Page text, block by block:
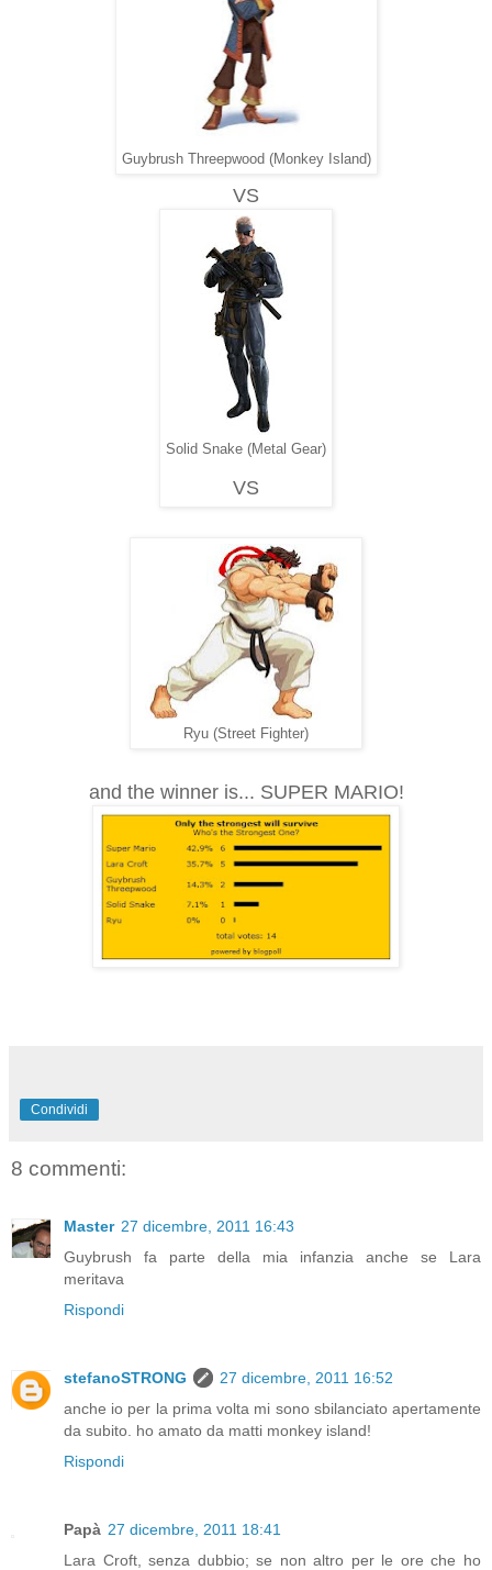
Guybrush Threepwood (Monkey Island)
VS
Solid Snake (Metal Gear)
VS
Ryu (Street Fighter)
and the winner is... SUPER MARIO!
Condividi
8 commenti:
Master 27 dicembre, 2011 16:43
Guybrush fa parte della mia infanzia anche se Lara
meritava
Rispondi
stefanoSTRONG
27 dicembre, 2011 16:52
anche io per la prima volta mi sono sbilanciato apertamente
da subito. ho amato da matti monkey island!
Rispondi
Papà 27 dicembre, 2011 18:41
Lara Croft, senza dubbio; se non altro per le ore che ho